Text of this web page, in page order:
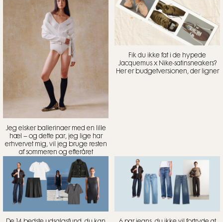
Jeg elsker ballerinaer med en lille
hæl – og dette par, jeg lige har
erhvervet mig, vil jeg bruge resten
af sommeren og efteråret
Fik du ikke fat i de hypede
Jacquemus x Nike-satinsneakers?
Her er budgetversionen, der ligner